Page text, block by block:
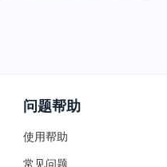
问题帮助
使用帮助
常见问题